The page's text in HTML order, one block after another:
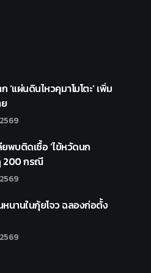
‘แผ่นดินไหวคุมาโมโตะ’ เพิ่ม
ยพบติดเชื้อ ‘ไข้หวัดนก
200 กรณี
หนานในกุ้ยโจว ฉลองก่อตั้ง